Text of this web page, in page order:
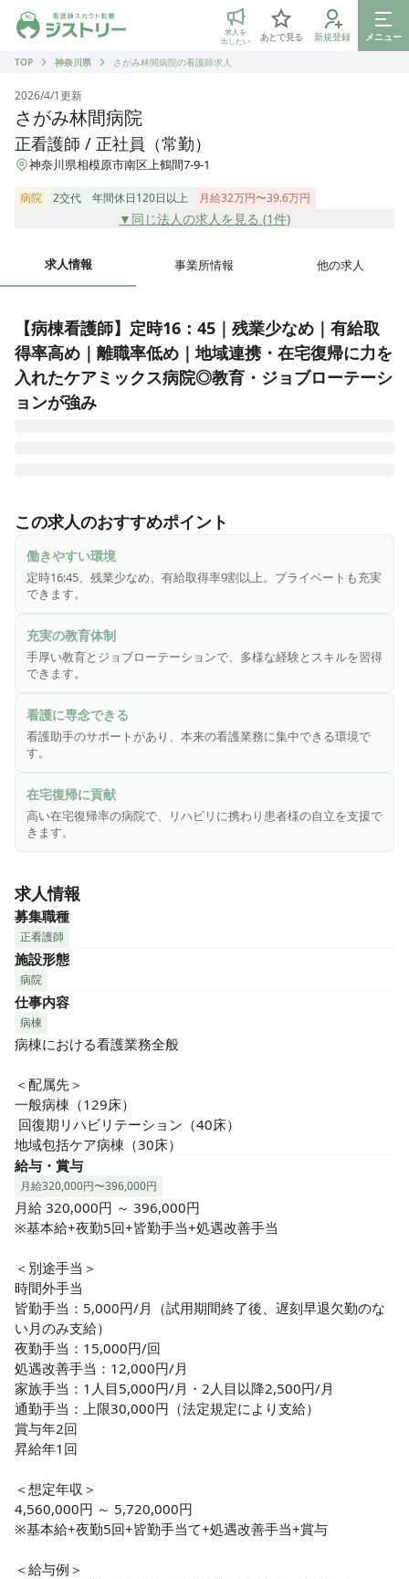
ジストリー 看護師の転職マッチング
求人を
出したい
あとで見る 新規登録
メニュー
TOP
神奈川県 さがみ林間病院の看護師求人
2026/4/1更新
さがみ林間病院
正看護師 / 正社員（常勤）
神奈川県相模原市南区上鶴間7-9-1
病院 2交代 年間休日120日以上 月給32万円〜39.6万円
▼同じ法人の求人を見る (1件)
求人情報 事業所情報 他の求人
【病棟看護師】定時16：45｜残業少なめ｜有給取
得率高め｜離職率低め｜地域連携・在宅復帰に力を
入れたケアミックス病院◎教育・ジョブローテーシ
ョンが強み
を有する地域密着型の急性期病院です。「すべては、人の笑
顔と未来のために」を理念に、予防医学から治療医学、在宅
医療、社会復帰まで、包括的な医療サービスを提供しており
ます！
◆リハビリに力を入れています！
病棟ごとにリハビリルームを完備し、リハビリスタッフも病
棟ごとに配置をしています。
他職種の連携をしっかりととりながら、ADLの向上に向けて
看護を提供することができます！
◆在宅復帰率が高い病院です！
急性期病棟の在宅復帰率（自宅や特養に退院された方）は
97％、地域包括ケア病床では約80％、回復期リハビリテーシ
ョン病棟は92％と非常に高い実績を残しております。
◆「医療機能」「保健機能」「福祉機能」「連携機能」の4つ
の機能を柱とした地域医療を実践！
掲げ、20の診療科目を標榜しています。他の医療機関と連携
し、各医師が得意分野を活かした診療を行っています。ま
た、スポーツ整形は他の医療機関から紹介を受けることも多
く、糖尿病・代謝・内分泌内科には糖尿病の専門医が在籍し
ています。
＼おすすめポイント／
✓ 最寄駅より2分、都心に30分の好立地
✓ 9割を超える有給消化率に加え、離職率も平均よりも低い
✓ 教育体制が手厚い
✓ 数千本の樹木に囲まれた広大な敷地の中にゆったりと建つ
病院
✓ 残業を減らす取り組みとして、看護助手の積極採用！看護
に専念できる環境
この求人のおすすめポイント
働きやすい環境
定時16:45、残業少なめ、有給取得率9割以上。プライベートも充実
できます。
充実の教育体制
手厚い教育とジョブローテーションで、多様な経験とスキルを習得
できます。
看護に専念できる
看護助手のサポートがあり、本来の看護業務に集中できる環境で
す。
在宅復帰に貢献
高い在宅復帰率の病院で、リハビリに携わり患者様の自立を支援で
きます。
求人情報
募集職種
正看護師
施設形態
病院
仕事内容
病棟
病棟における看護業務全般
＜配属先＞
一般病棟（129床）
地域包括ケア病棟（30床）
給与・賞与
月給320,000円〜396,000円
月給 320,000円 ～ 396,000円
※基本給+夜勤5回+皆勤手当+処遇改善手当
＜別途手当＞
時間外手当
皆勤手当：5,000円/月（試用期間終了後、遅刻早退欠勤のな
い月のみ支給）
夜勤手当：15,000円/回
処遇改善手当：12,000円/月
家族手当：1人目5,000円/月・2人目以降2,500円/月
通勤手当：上限30,000円（法定規定により支給）
賞与年2回
昇給年1回
＜想定年収＞
4,560,000円 ～ 5,720,000円
※基本給+夜勤5回+皆勤手当て+処遇改善手当+賞与
＜給与例＞